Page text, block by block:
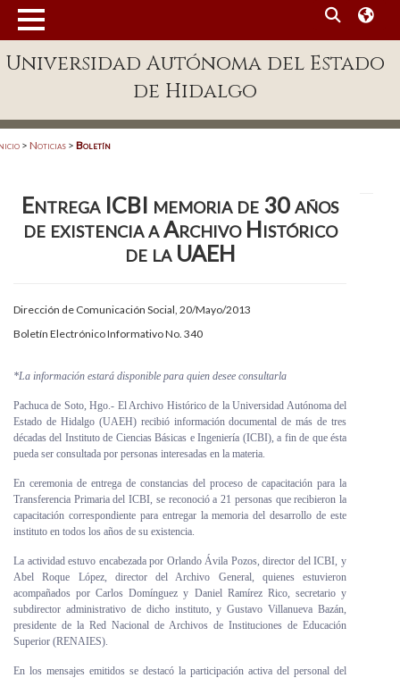
Enlaces
Patronato
Acreditación Internacional
Aspirantes
Personal
Alumni
Visitantes
Universidad Autónoma del Estado
de Hidalgo
> Noticias > Boletín
Entrega ICBI memoria de 30 años
de existencia a Archivo Histórico
de la UAEH
Dirección de Comunicación Social, 20/Mayo/2013
Boletín Electrónico Informativo No. 340
*La información estará disponible para quien desee consultarla
Pachuca de Soto, Hgo.- El Archivo Histórico de la Universidad Autónoma del
Estado de Hidalgo (UAEH) recibió información documental de más de tres
décadas del Instituto de Ciencias Básicas e Ingeniería (ICBI), a fin de que ésta
pueda ser consultada por personas interesadas en la materia.
En ceremonia de entrega de constancias del proceso de capacitación para la
Transferencia Primaria del ICBI, se reconoció a 21 personas que recibieron la
capacitación correspondiente para entregar la memoria del desarrollo de este
instituto en todos los años de su existencia.
La actividad estuvo encabezada por Orlando Ávila Pozos, director del ICBI, y
Abel Roque López, director del Archivo General, quienes estuvieron
acompañados por Carlos Domínguez y Daniel Ramírez Rico, secretario y
subdirector administrativo de dicho instituto, y Gustavo Villanueva Bazán,
presidente de la Red Nacional de Archivos de Instituciones de Educación
Superior (RENAIES).
En los mensajes emitidos se destacó la participación activa del personal del